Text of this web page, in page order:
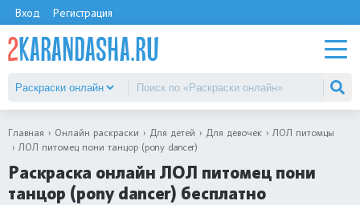
Вход Регистрация
Главная Онлайн раскраски Для детей Для девочек
ЛОЛ питомцы
ЛОЛ питомец пони танцор (pony dancer)
Раскраска онлайн ЛОЛ питомец пони
танцор (pony dancer) бесплатно